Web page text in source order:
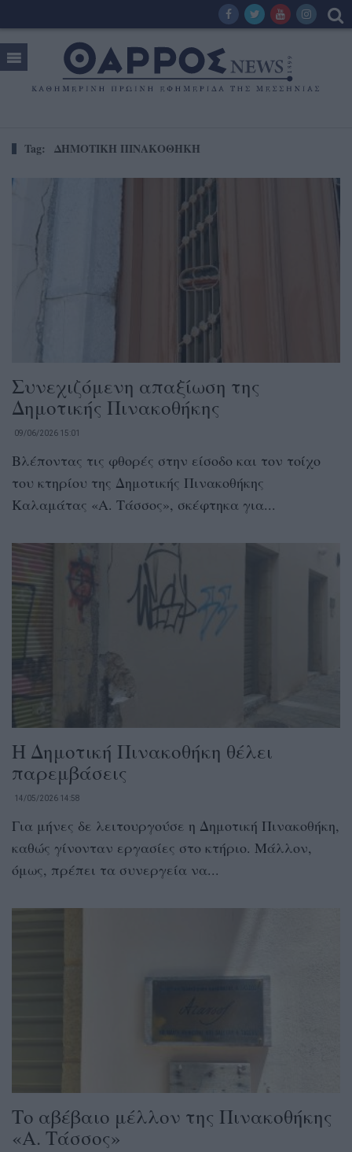
Tag: ΔΗΜΟΤΙΚΗ ΠΙΝΑΚΟΘΗΚΗ
Συνεχιζόμενη απαξίωση της
Δημοτικής Πινακοθήκης
09/06/2026 15:01
Βλέποντας τις φθορές στην είσοδο και τον τοίχο
του κτηρίου της Δημοτικής Πινακοθήκης
Καλαμάτας «Α. Τάσσος», σκέφτηκα για...
Η Δημοτική Πινακοθήκη θέλει
παρεμβάσεις
14/05/2026 14:58
Για μήνες δε λειτουργούσε η Δημοτική Πινακοθήκη,
καθώς γίνονταν εργασίες στο κτήριο. Μάλλον,
όμως, πρέπει τα συνεργεία να...
Το αβέβαιο μέλλον της Πινακοθήκης
«Α. Τάσσος»